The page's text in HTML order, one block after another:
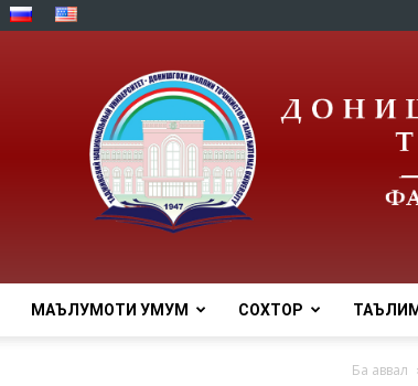
МАЪЛУМОТИ УМУМӢ СОХТОР ТАЪЛИМ
Ба аввал